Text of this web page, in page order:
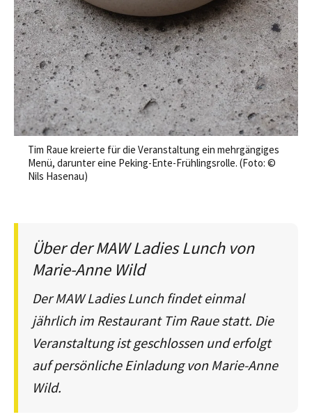
Tim Raue kreierte für die Veranstaltung ein mehrgängiges
Menü, darunter eine Peking-Ente-Frühlingsrolle. (Foto: ©
Nils Hasenau)
Über der MAW Ladies Lunch von
Marie-Anne Wild
Der MAW Ladies Lunch findet einmal
jährlich im Restaurant Tim Raue statt. Die
Veranstaltung ist geschlossen und erfolgt
auf persönliche Einladung von Marie-Anne
Wild.